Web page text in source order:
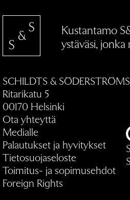
Kustantamo
ystäväsi,
SCHILDTS & SÖDERSTRÖMS
Ritarikatu 5
00170 Helsinki
Ota yhteyttä
Medialle
Palautukset ja hyvitykset
Tietosuojaseloste
Toimitus- ja sopimusehdot
Foreign Rights